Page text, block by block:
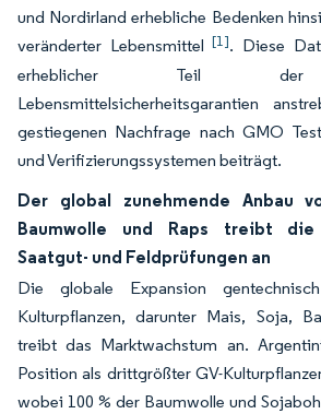
und Nordirland erhebliche Bedenken
veränderter Lebensmittel[1]. Diese
erheblicher Teil der
Lebensmittelsicherheitsgarantien
gestiegenen Nachfrage nach GMO
und Verifizierungssystemen beiträgt.
Der global zunehmende Anbau
Baumwolle und Raps treibt die
Saatgut- und Feldprüfungen an
Die globale Expansion
Kulturpflanzen, darunter Mais, Soja,
treibt das Marktwachstum an.
Position als drittgrößter GV-
wobei 100 % der Baumwolle und